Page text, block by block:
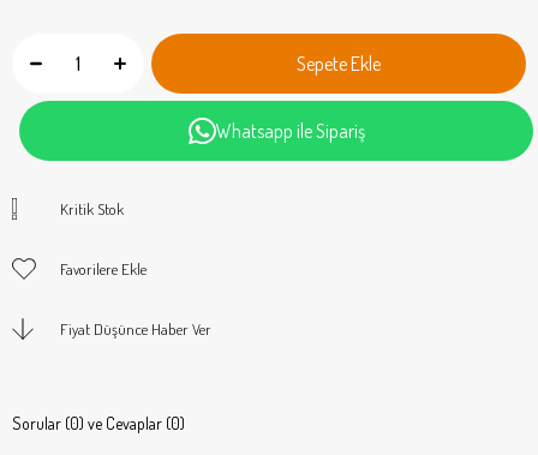
Whatsapp ile Sipariş
Kritik Stok
Favorilere Ekle
Fiyat Düşünce Haber Ver
Sorular (0) ve Cevaplar (0)